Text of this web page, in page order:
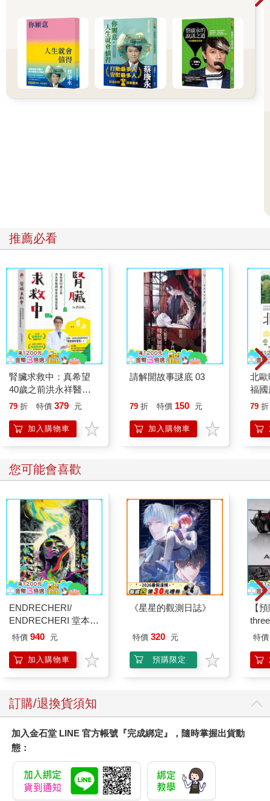
推薦必看
腎臟求救中：真希望
40歲之前洪永祥醫師
就告訴我這些事
79 折 特價 379 元
加入購物車
請解開故事謎底 03
79 折 特價 150 元
加入購物車
北
福
79 折
您可能會喜歡
ENDRECHERI/
ENDRECHERI 堂本
剛 2019巡迴演唱會
（2DVD）
特價 940 元
加入購物車
《星星的觀測日誌》
特價 320 元
預購限定
【
VA
特價
訂購/退換貨須知
加入金石堂 LINE 官方帳號『完成綁定』，隨時掌握出貨動
態：